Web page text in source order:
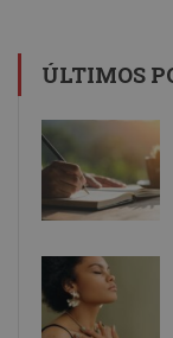
ÚLTIMOS